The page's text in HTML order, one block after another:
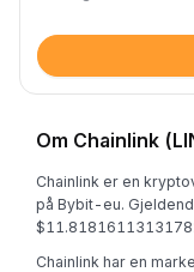
Om Chainlink
Chainlink er en
på Bybit-eu.
Chainlink har en